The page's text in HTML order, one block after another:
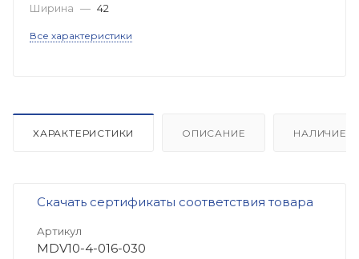
Ширина — 42
Все характеристики
ХАРАКТЕРИСТИКИ ОПИСАНИЕ НАЛИЧИЕ
Скачать сертификаты соответствия товара
Артикул
MDV10-4-016-030